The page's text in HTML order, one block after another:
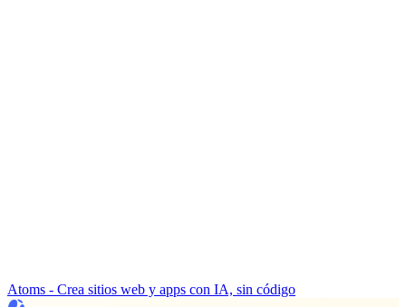
Atoms - Crea sitios web y apps con IA, sin código